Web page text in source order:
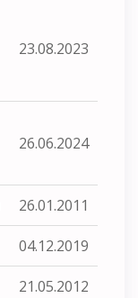
23.08.2023
26.06.2024
26.01.2011
04.12.2019
21.05.2012